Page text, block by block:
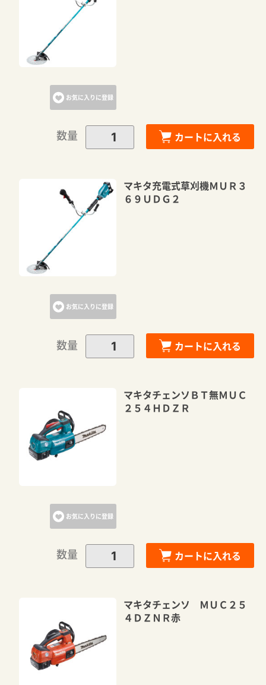
お気に入りに登録
数量 カートに入れる
お気に入りに登録
マキタ充電式草刈機ＭＵＲ３
６９ＵＤＧ２
数量 カートに入れる
お気に入りに登録
マキタチェンソＢＴ無ＭＵＣ
２５４ＨＤＺＲ
数量 カートに入れる
マキタチェンソ ＭＵＣ２５
４ＤＺＮＲ赤